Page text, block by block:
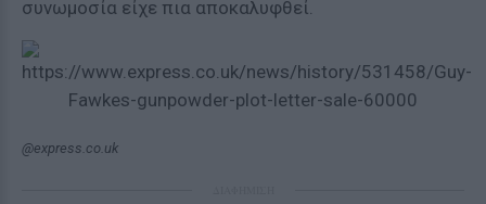
συνωμοσία είχε πια αποκαλυφθεί.
@express.co.uk